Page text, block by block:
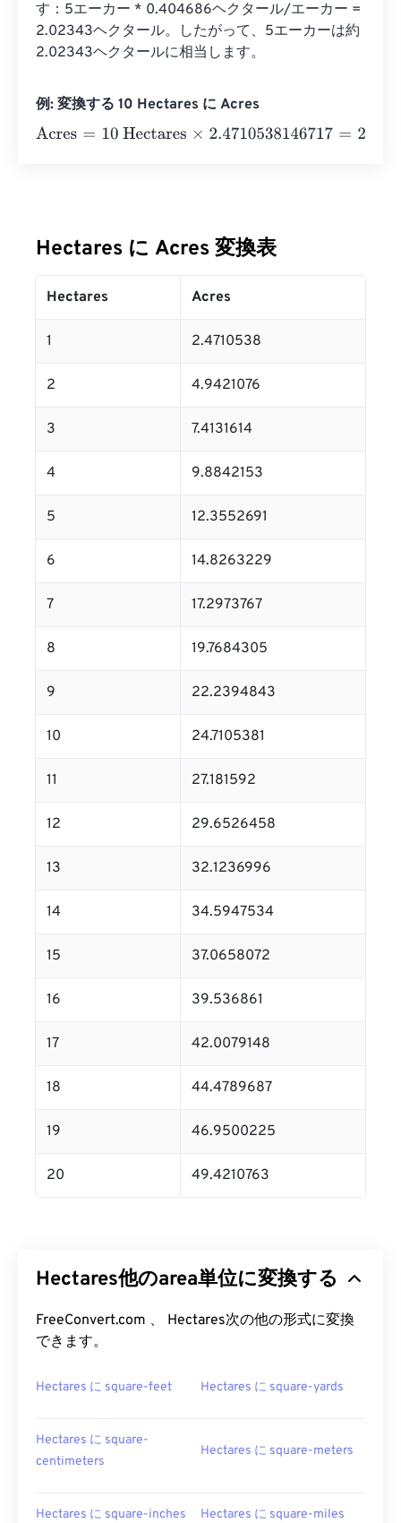
す：5エーカー * 0.404686ヘクタール/エーカー =
2.02343ヘクタール。したがって、5エーカーは約
2.02343ヘクタールに相当します。
例: 変換する 10 Hectares に Acres
Acres= 10 Hectares×2.4710538146717=24.7105381
Hectares に Acres 変換表
Hectares Acres
1 2.4710538
2 4.9421076
3 7.4131614
4 9.8842153
5 12.3552691
6 14.8263229
7 17.2973767
8 19.7684305
9 22.2394843
10 24.7105381
11 27.181592
12 29.6526458
13 32.1236996
14 34.5947534
15 37.0658072
16 39.536861
17 42.0079148
18 44.4789687
19 46.9500225
20 49.4210763
Hectares他のarea単位に変換する
FreeConvert.com 、 Hectares次の他の形式に変換
できます。
Hectares に square-feet Hectares に square-yards
Hectares に square-
centimeters
Hectares に square-meters
Hectares に square-inches Hectares に square-miles